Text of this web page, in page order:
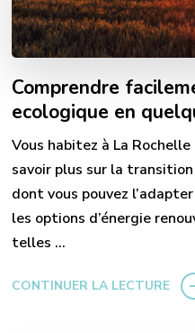
Comprendre
ecologique en
Vous habitez à La
savoir plus sur la
dont vous pouvez
les options d’énergie
telles …
CONTINUER LA LECTURE